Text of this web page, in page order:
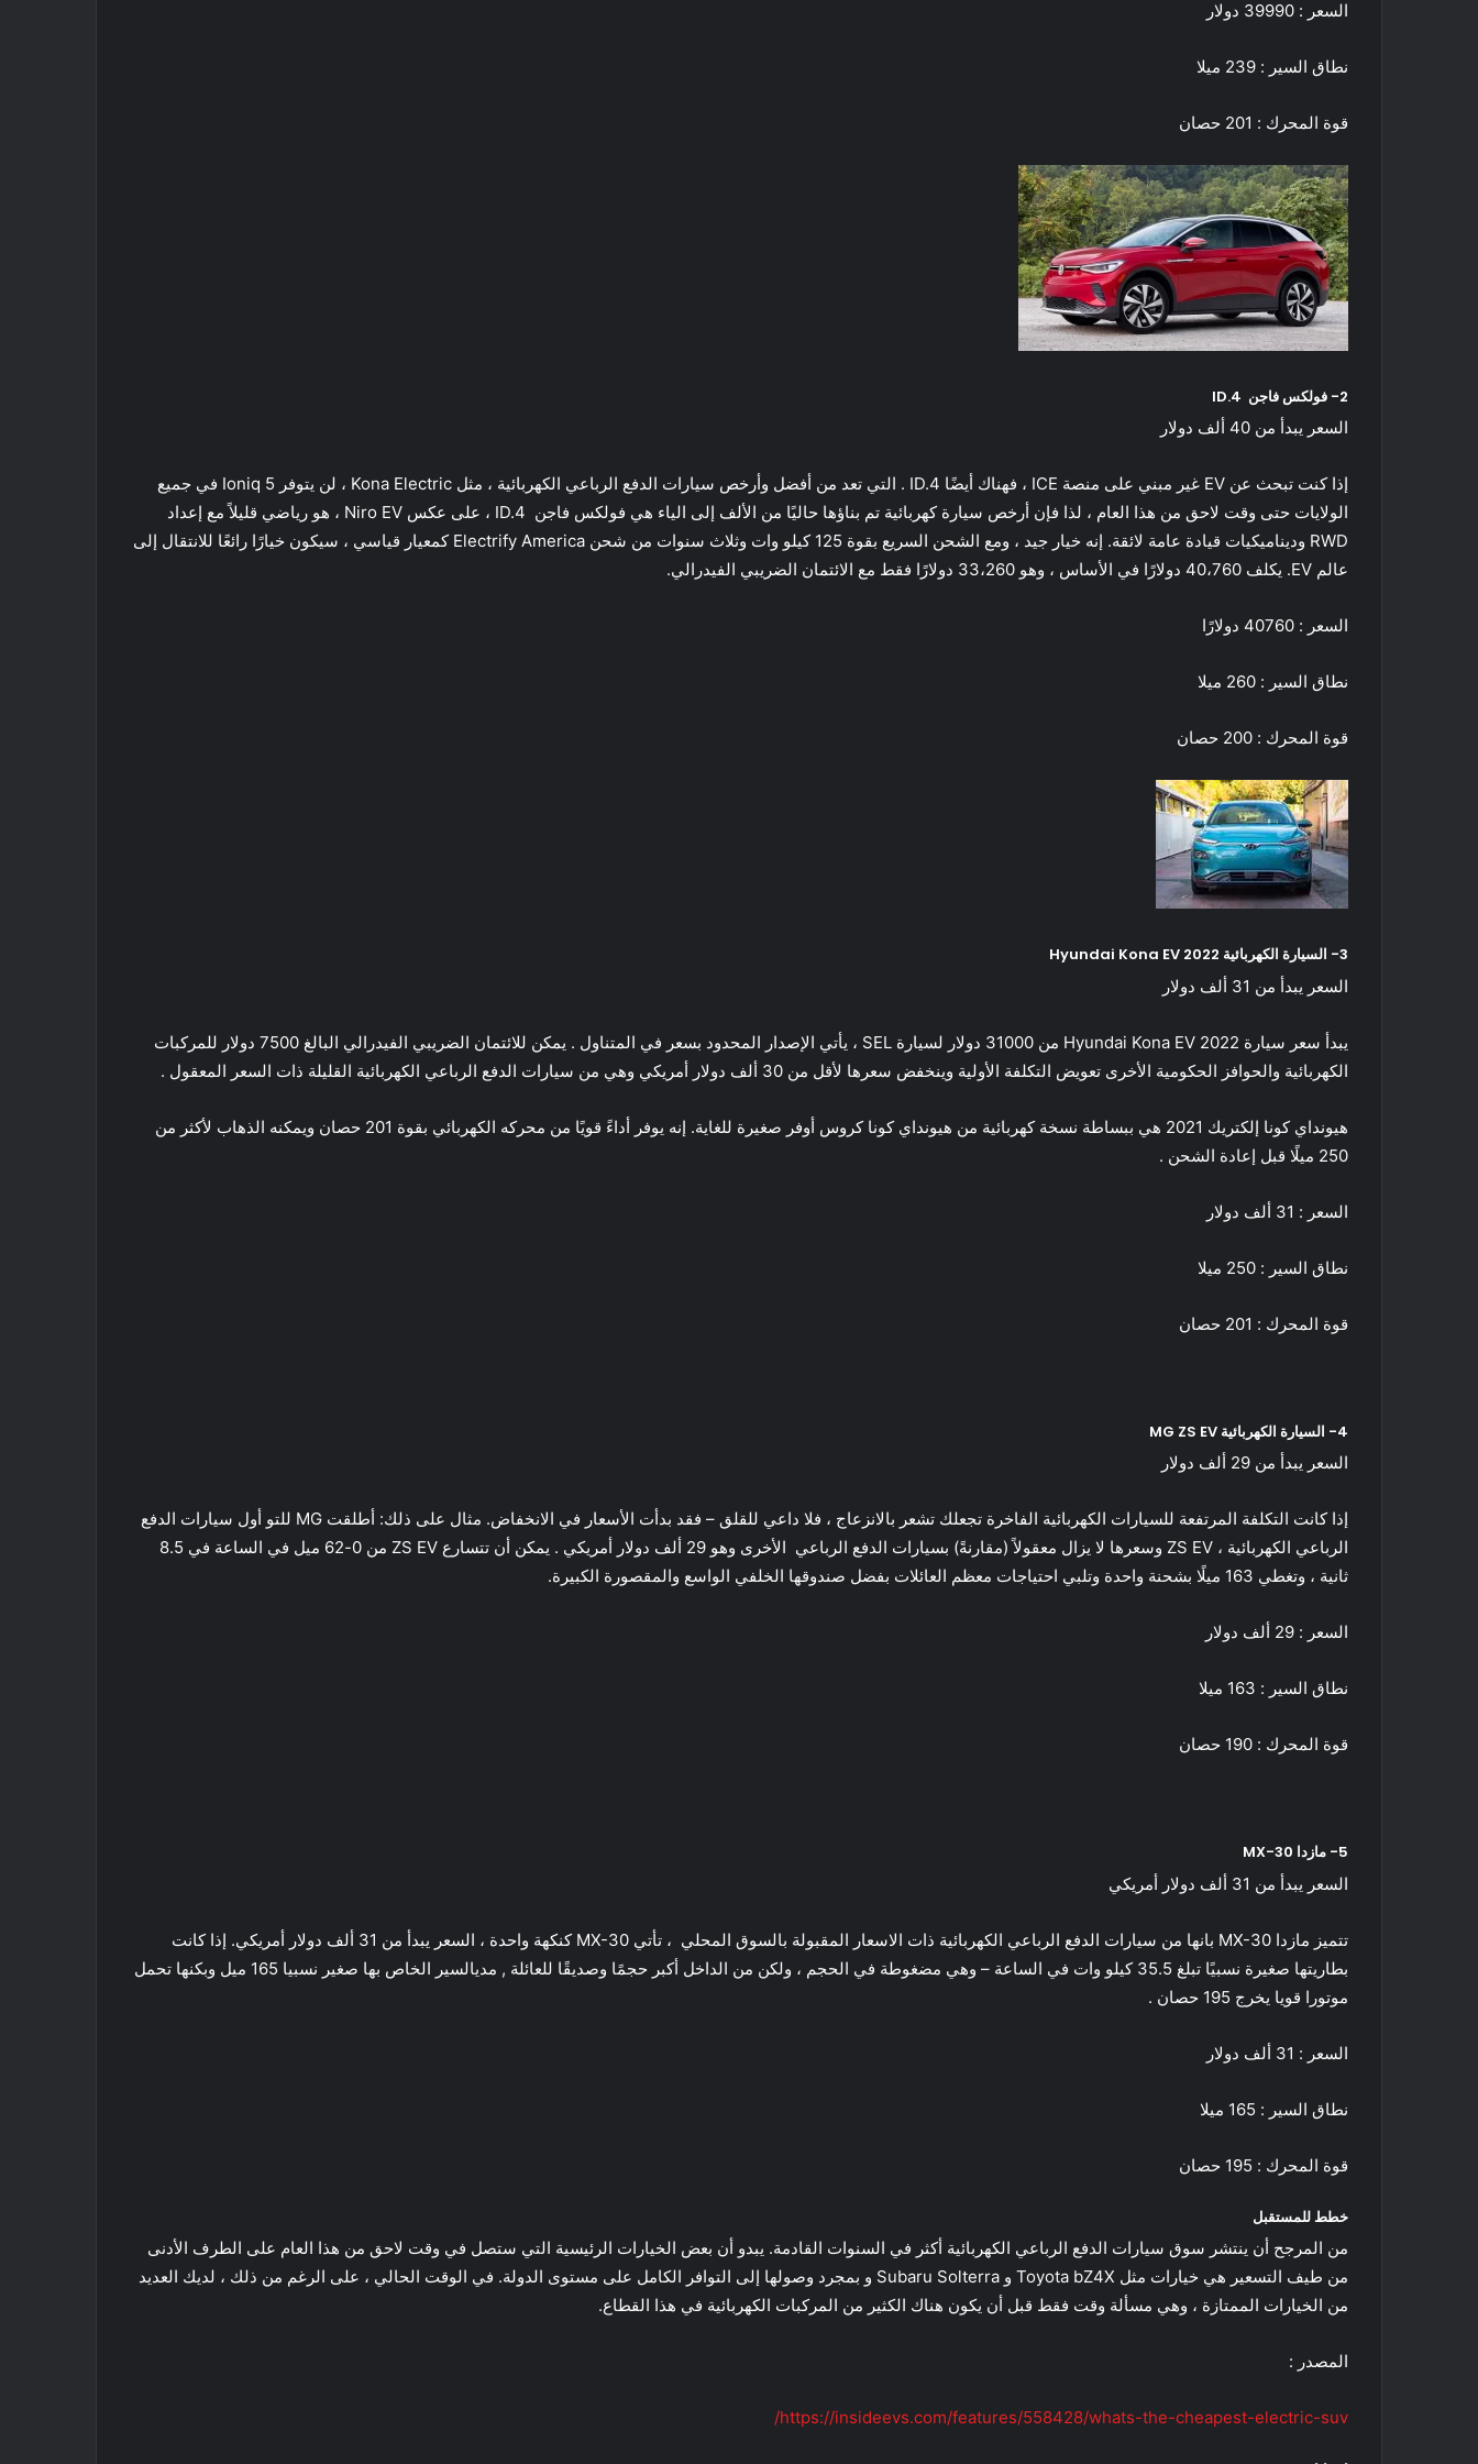
السعر : 39990 دولار
نطاق السير : 239 ميلا
قوة المحرك : 201 حصان
2- فولكس فاجن ID.4
السعر يبدأ من 40 ألف دولار
إذا كنت تبحث عن EV غير مبني على منصة ICE ، فهناك أيضًا ID.4 . التي تعد من أفضل وأرخص سيارات الدفع الرباعي الكهربائية ، مثل Kona Electric ، لن يتوفر Ioniq 5 في جميع
الولايات حتى وقت لاحق من هذا العام ، لذا فإن أرخص سيارة كهربائية تم بناؤها حاليًا من الألف إلى الياء هي فولكس فاجن ID.4 ، على عكس Niro EV ، هو رياضي قليلاً مع إعداد
RWD وديناميكيات قيادة عامة لائقة. إنه خيار جيد ، ومع الشحن السريع بقوة 125 كيلو وات وثلاث سنوات من شحن Electrify America كمعيار قياسي ، سيكون خيارًا رائعًا للانتقال إلى
عالم EV. يكلف 40،760 دولارًا في الأساس ، وهو 33،260 دولارًا فقط مع الائتمان الضريبي الفيدرالي.
السعر : 40760 دولارًا
نطاق السير : 260 ميلا
قوة المحرك : 200 حصان
3- السيارة الكهربائية Hyundai Kona EV 2022
السعر يبدأ من 31 ألف دولار
يبدأ سعر سيارة Hyundai Kona EV 2022 من 31000 دولار لسيارة SEL ، يأتي الإصدار المحدود بسعر في المتناول . يمكن للائتمان الضريبي الفيدرالي البالغ 7500 دولار للمركبات
الكهربائية والحوافز الحكومية الأخرى تعويض التكلفة الأولية وينخفض سعرها لأقل من 30 ألف دولار أمريكي وهي من سيارات الدفع الرباعي الكهربائية القليلة ذات السعر المعقول .
هيونداي كونا إلكتريك 2021 هي ببساطة نسخة كهربائية من هيونداي كونا كروس أوفر صغيرة للغاية. إنه يوفر أداءً قويًا من محركه الكهربائي بقوة 201 حصان ويمكنه الذهاب لأكثر من
250 ميلًا قبل إعادة الشحن .
السعر : 31 ألف دولار
نطاق السير : 250 ميلا
قوة المحرك : 201 حصان
4- السيارة الكهربائية MG ZS EV
السعر يبدأ من 29 ألف دولار
إذا كانت التكلفة المرتفعة للسيارات الكهربائية الفاخرة تجعلك تشعر بالانزعاج ، فلا داعي للقلق – فقد بدأت الأسعار في الانخفاض. مثال على ذلك: أطلقت MG للتو أول سيارات الدفع
الرباعي الكهربائية ، ZS EV وسعرها لا يزال معقولاً (مقارنةً) بسيارات الدفع الرباعي الأخرى وهو 29 ألف دولار أمريكي . يمكن أن تتسارع ZS EV من 0-62 ميل في الساعة في 8.5
ثانية ، وتغطي 163 ميلًا بشحنة واحدة وتلبي احتياجات معظم العائلات بفضل صندوقها الخلفي الواسع والمقصورة الكبيرة.
السعر : 29 ألف دولار
نطاق السير : 163 ميلا
قوة المحرك : 190 حصان
5- مازدا MX-30
السعر يبدأ من 31 ألف دولار أمريكي
تتميز مازدا MX-30 بانها من سيارات الدفع الرباعي الكهربائية ذات الاسعار المقبولة بالسوق المحلي ، تأتي MX-30 كنكهة واحدة ، السعر يبدأ من 31 ألف دولار أمريكي. إذا كانت
بطاريتها صغيرة نسبيًا تبلغ 35.5 كيلو وات في الساعة – وهي مضغوطة في الحجم ، ولكن من الداخل أكبر حجمًا وصديقًا للعائلة , مديالسير الخاص بها صغير نسبيا 165 ميل وبكنها تحمل
موتورا قويا يخرج 195 حصان .
السعر : 31 ألف دولار
نطاق السير : 165 ميلا
قوة المحرك : 195 حصان
خطط للمستقبل
من المرجح أن ينتشر سوق سيارات الدفع الرباعي الكهربائية أكثر في السنوات القادمة. يبدو أن بعض الخيارات الرئيسية التي ستصل في وقت لاحق من هذا العام على الطرف الأدنى
من طيف التسعير هي خيارات مثل Toyota bZ4X و Subaru Solterra و بمجرد وصولها إلى التوافر الكامل على مستوى الدولة. في الوقت الحالي ، على الرغم من ذلك ، لديك العديد
من الخيارات الممتازة ، وهي مسألة وقت فقط قبل أن يكون هناك الكثير من المركبات الكهربائية في هذا القطاع.
المصدر :
https://insideevs.com/features/558428/whats-the-cheapest-electric-suv/